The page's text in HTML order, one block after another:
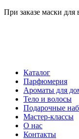
При заказе маски для
Каталог
Парфюмерия
Ароматы для
Тело и волосы
Подарочные
Мастер-классы
О нас
Контакты